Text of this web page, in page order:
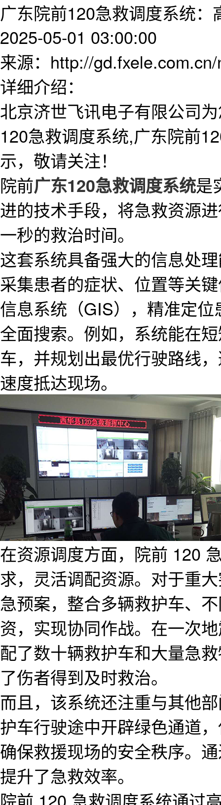
广东院前120急救调度系统：
2025-05-01 03:00:00
来源：http://
详细介绍：
北京济世飞讯电子有限公司
120急救调度系统,广东院前
示，敬请关注！
院前广东120急救调度系统是
进的技术手段，将急救资源
一秒的救治时间。
这套系统具备强大的信息处
采集患者的症状、位置等关
信息系统（GIS），精准定
全面搜索。例如，系统能在
车，并规划出最优行驶路线
速度抵达现场。
在资源调度方面，院前 120
求，灵活调配资源。对于重
急预案，整合多辆救护车、
资，实现协同作战。在一次
配了数十辆救护车和大量急
了伤者得到及时救治。
而且，该系统还注重与其他
护车行驶途中开辟绿色通道
确保救援现场的安全秩序。
提升了急救效率。